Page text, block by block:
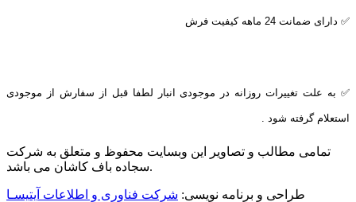
✅ دارای ضمانت 24 ماهه کیفیت فرش
✅ به علت تغییرات روزانه در موجودی انبار لطفا قبل از سفارش از موجودی
استعلام گرفته شود .
تمامی مطالب و تصاویر این وبسایت محفوظ و متعلق به شرکت
سجاده باف کاشان می باشد.
طراحی و برنامه نویسی: شرکت فناوری و اطلاعات آیتیسـا